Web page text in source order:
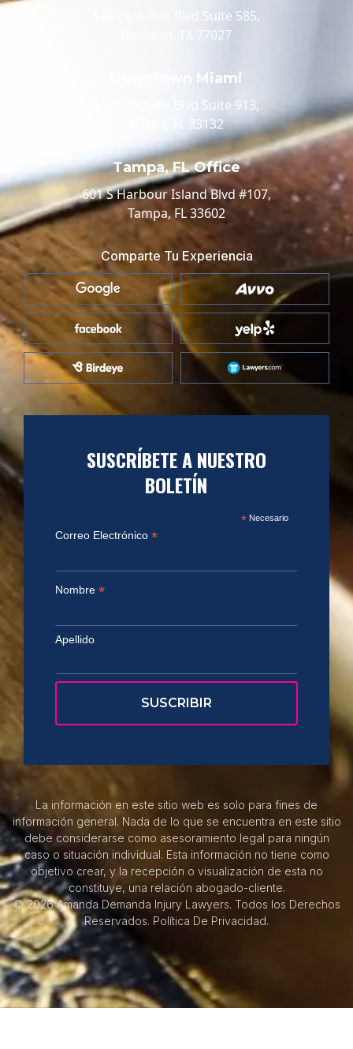
520 Post Oak Blvd Suite 585,
Houston, TX 77027
Downtown Miami
100 Biscayne Blvd Suite 913,
Miami, FL 33132
Tampa, FL Office
601 S Harbour Island Blvd #107,
Tampa, FL 33602
Comparte Tu Experiencia
SUSCRÍBETE A NUESTRO
BOLETÍN
*Necesario
Correo Electrónico *
Nombre *
Apellido
La información en este sitio web es solo para fines de
información general. Nada de lo que se encuentra en este sitio
debe considerarse como asesoramiento legal para ningún
caso o situación individual. Esta información no tiene como
objetivo crear, y la recepción o visualización de esta no
constituye, una relación abogado-cliente.
© 2026 Amanda Demanda Injury Lawyers. Todos los Derechos
Reservados. Política De Privacidad.